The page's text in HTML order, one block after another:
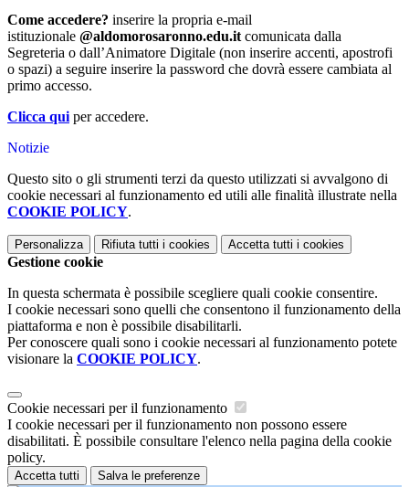
Come accedere? inserire la propria e-mail
istituzionale @aldomorosaronno.edu.it comunicata dalla
Segreteria o dall’Animatore Digitale (non inserire accenti, apostrofi
o spazi) a seguire inserire la password che dovrà essere cambiata al
primo accesso.
Clicca qui per accedere.
Notizie
Questo sito o gli strumenti terzi da questo utilizzati si avvalgono di
cookie necessari al funzionamento ed utili alle finalità illustrate nella
COOKIE POLICY.
Personalizza Rifiuta tutti i cookies Accetta tutti i cookies
Gestione cookie
In questa schermata è possibile scegliere quali cookie consentire.
I cookie necessari sono quelli che consentono il funzionamento della
piattaforma e non è possibile disabilitarli.
Per conoscere quali sono i cookie necessari al funzionamento potete
visionare la COOKIE POLICY.
Cookie necessari per il funzionamento
I cookie necessari per il funzionamento non possono essere
disabilitati. È possibile consultare l'elenco nella pagina della cookie
policy.
Accetta tutti Salva le preferenze